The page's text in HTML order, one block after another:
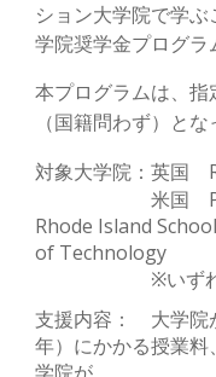
ション大学院で学
学院奨学金プログラ
本プログラムは、
（国籍問わず）とな
対象大学院：英国
米国
Rhode Island
of Technology
※いず
支援内容： 大学院
年）にかかる授業